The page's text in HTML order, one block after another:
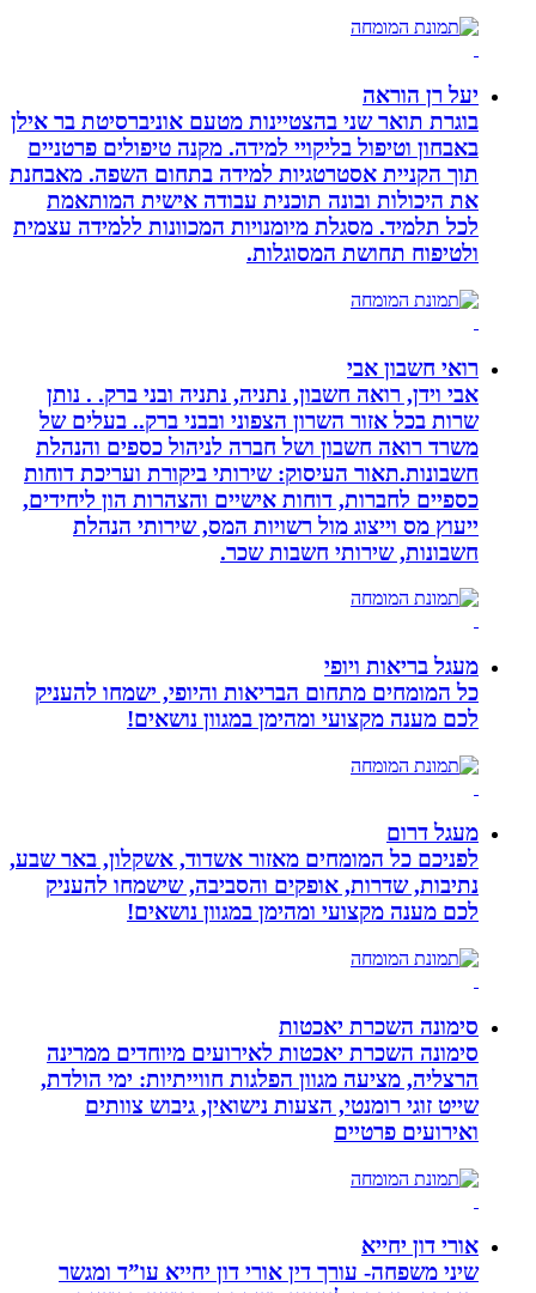
יעל רן הוראה
בוגרת תואר שני בהצטיינות מטעם אוניברסיטת בר אילן
באבחון וטיפול בליקויי למידה. מקנה טיפולים פרטניים
תוך הקניית אסטרטגיות למידה בתחום השפה. מאבחנת
את היכולות ובונה תוכנית עבודה אישית המותאמת
לכל תלמיד. מסגלת מיומנויות המכוונות ללמידה עצמית
ולטיפוח תחושת המסוגלות.
רואי חשבון אבי
אבי וידן, רואה חשבון, נתניה, נתניה ובני ברק. . נותן
שרות בכל אזור השרון הצפוני ובבני ברק.. בעלים של
משרד רואה חשבון ושל חברה לניהול כספים והנהלת
חשבונות.תאור העיסוק: שירותי ביקורת ועריכת דוחות
כספיים לחברות, דוחות אישיים והצהרות הון ליחידים,
ייעוץ מס וייצוג מול רשויות המס, שירותי הנהלת
חשבונות, שירותי חשבות שכר.
מעגל בריאות ויופי
כל המומחים מתחום הבריאות והיופי, ישמחו להעניק
לכם מענה מקצועי ומהימן במגוון נושאים!
מעגל דרום
לפניכם כל המומחים מאזור אשדוד, אשקלון, באר שבע,
נתיבות, שדרות, אופקים והסביבה, שישמחו להעניק
לכם מענה מקצועי ומהימן במגוון נושאים!
סימונה השכרת יאכטות
סימונה השכרת יאכטות לאירועים מיוחדים ממרינה
הרצליה, מציעה מגוון הפלגות חווייתיות: ימי הולדת,
שייט זוגי רומנטי, הצעות נישואין, גיבוש צוותים
ואירועים פרטיים
אורי דון יחייא
שיני משפחה- עורך דין אורי דון יחייא עו”ד ומגשר